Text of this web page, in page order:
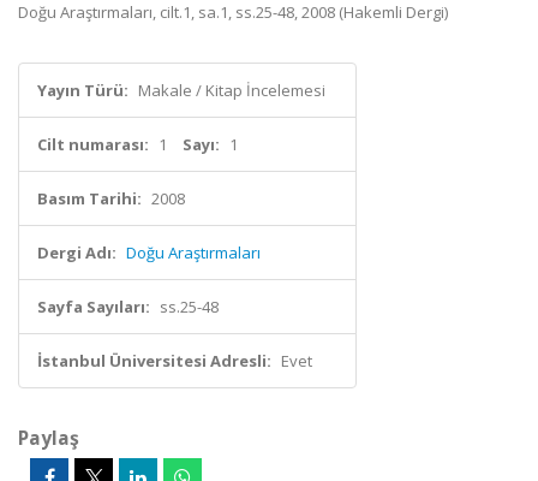
Doğu Araştırmaları, cilt.1, sa.1, ss.25-48, 2008 (Hakemli Dergi)
Yayın Türü: Makale / Kitap İncelemesi
Cilt numarası: 1 Sayı: 1
Basım Tarihi: 2008
Dergi Adı: Doğu Araştırmaları
Sayfa Sayıları: ss.25-48
İstanbul Üniversitesi Adresli: Evet
Paylaş